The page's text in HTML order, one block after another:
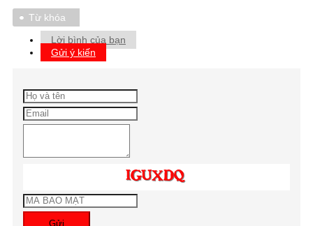
Từ khóa
Lời bình của bạn
Gửi ý kiến
Gửi